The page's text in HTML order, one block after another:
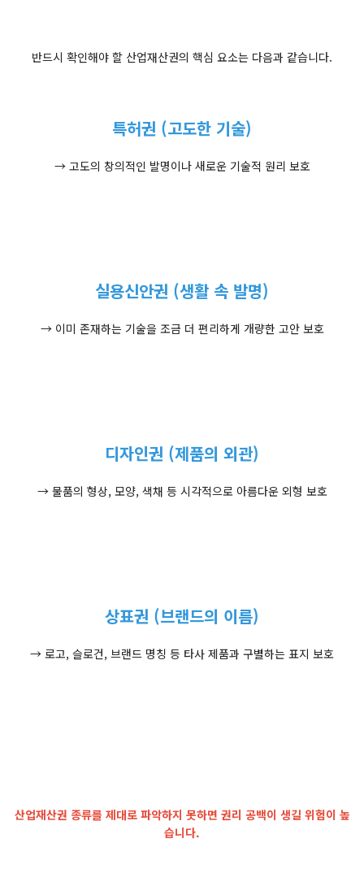
반드시 확인해야 할 산업재산권의 핵심 요소는 다음과 같습니다.
특허권 (고도한 기술)
→ 고도의 창의적인 발명이나 새로운 기술적 원리 보호
실용신안권 (생활 속 발명)
→ 이미 존재하는 기술을 조금 더 편리하게 개량한 고안 보호
디자인권 (제품의 외관)
→ 물품의 형상, 모양, 색채 등 시각적으로 아름다운 외형 보호
상표권 (브랜드의 이름)
→ 로고, 슬로건, 브랜드 명칭 등 타사 제품과 구별하는 표지 보호
산업재산권 종류를 제대로 파악하지 못하면 권리 공백이 생길 위험이 높
습니다.